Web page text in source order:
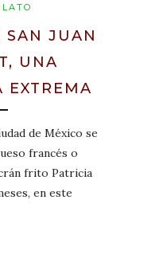
SAN JUAN
UNA
EXTREMA
de México se
francés o
frito Patricia
en este